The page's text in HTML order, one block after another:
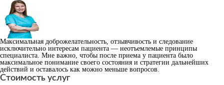
Максимальная доброжелательность, отзывчивость и следование
исключительно интересам пациента — неотъемлемые принципы
специалиста. Мне важно, чтобы после приема у пациента было
максимальное понимание своего состояния и стратегии дальнейших
действий и оставалось как можно меньше вопросов.
Стоимость услуг